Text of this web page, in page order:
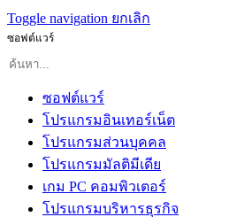
Toggle navigation ยกเลิก
ซอฟต์แวร์
ซอฟต์แวร์
โปรแกรมอินเทอร์เน็ต
โปรแกรมส่วนบุคคล
โปรแกรมมัลติมีเดีย
เกม PC คอมพิวเตอร์
โปรแกรมบริหารธุรกิจ